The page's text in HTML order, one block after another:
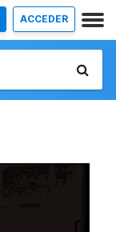
ACCEDER